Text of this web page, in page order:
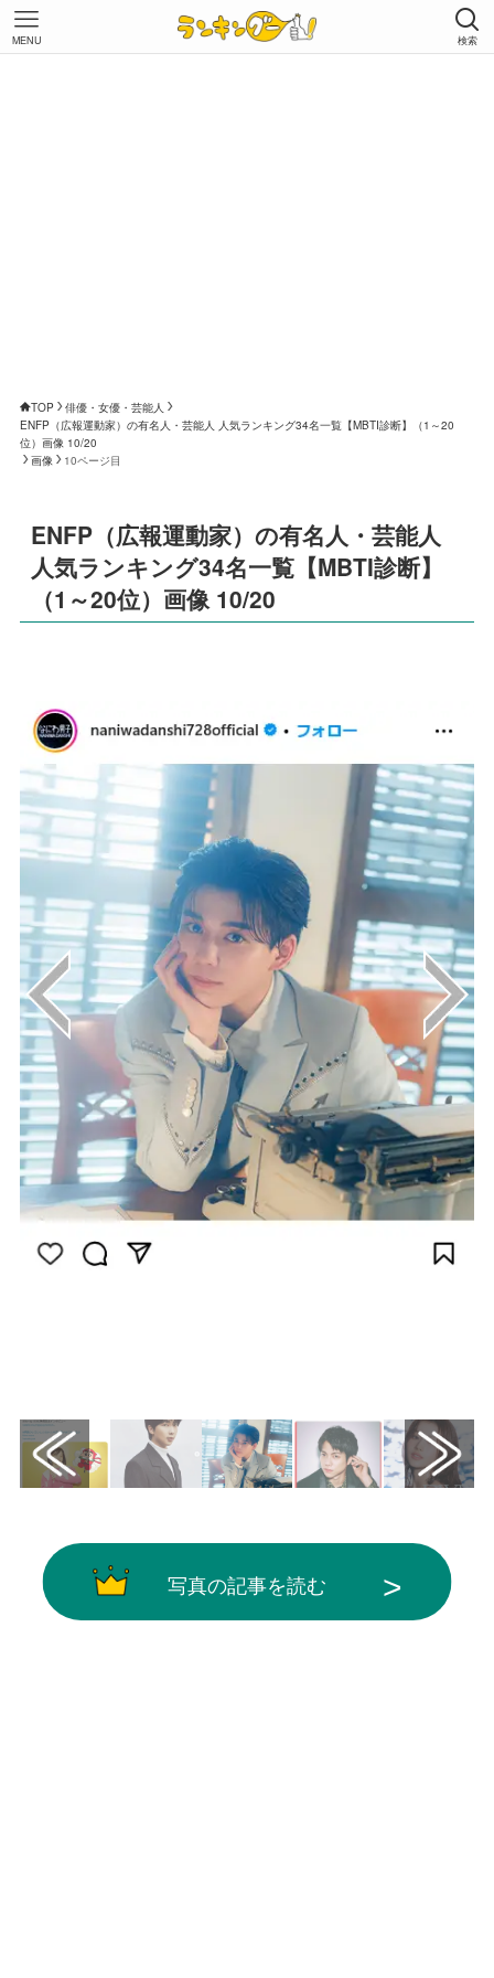
検索
MENU
TOP
俳優・女優・芸能人
ENFP（広報運動家）の有名人・芸能人 人気ランキング34名一覧【MBTI診断】（1～20
位）画像 10/20
画像
10ページ目
ENFP（広報運動家）の有名人・芸能人
人気ランキング34名一覧【MBTI診断】
（1～20位）画像 10/20
写真の記事を読む